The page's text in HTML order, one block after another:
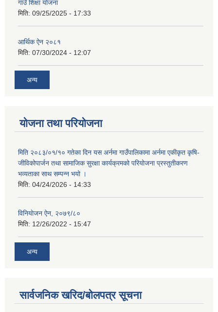
गाउँ शिक्षा योजना
मिति: 09/25/2025 - 17:33
आर्थिक ऐन २०८१
मिति: 07/30/2024 - 12:07
अन्य
योजना तथा परियोजना
मिति २०८३/०१/१० गतेका दिन यस अर्नमा गाउँपालिकामा अर्नमा एकीकृत कृषि-
जीविकोपार्जन तथा सामाजिक सुरक्षा कार्यक्रमको परियोजना प्रस्तुतीकरण
भव्यताका साथ सम्पन्न भयो ।
मिति: 04/24/2026 - 14:33
विनियाेजन ऐन, २०७९/८०
मिति: 12/26/2022 - 15:47
अन्य
सार्वजनिक खरिद/बोलपत्र सूचना